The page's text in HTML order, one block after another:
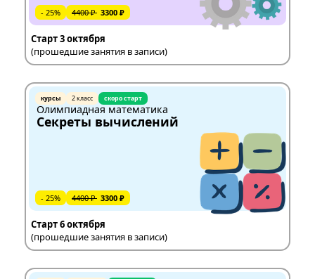
- 25% 4400 ₽ 3300 ₽
Старт 3 октября
(прошедшие занятия в записи)
курсы 2 класс скоро старт
Олимпиадная математика
Секреты вычислений
- 25% 4400 ₽ 3300 ₽
Старт 6 октября
(прошедшие занятия в записи)